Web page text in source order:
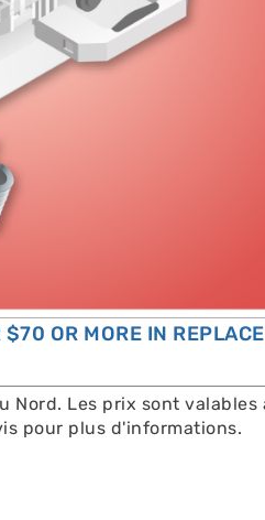
OR MORE IN
Nord. Les prix sont valables
pour plus d'informations.